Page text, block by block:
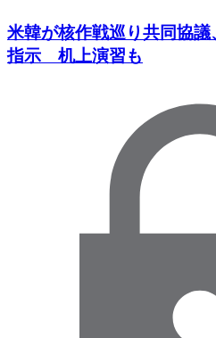
米韓が核作戦巡り共同協
指示 机上演習も